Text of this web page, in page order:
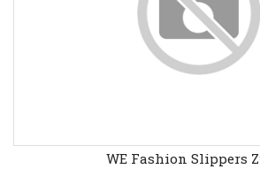
WE Fashion Slippers